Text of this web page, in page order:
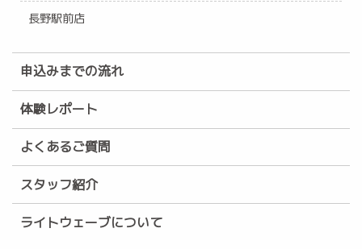
長野駅前店
申込みまでの流れ
体験レポート
よくあるご質問
スタッフ紹介
ライトウェーブについて